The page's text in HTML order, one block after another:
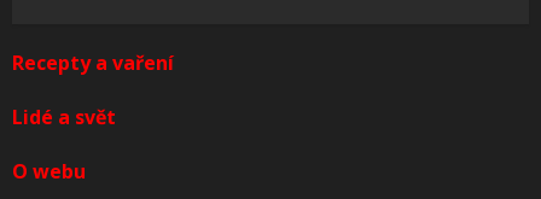
Recepty a vaření
Lidé a svět
O webu